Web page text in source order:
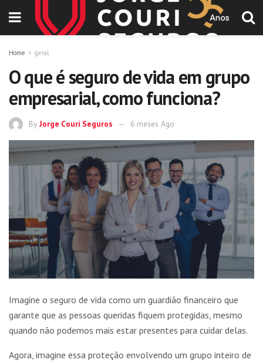
Home geral
O que é seguro de vida em grupo
empresarial, como funciona?
By Jorge Couri Seguros 6 meses Ago
Imagine o seguro de vida como um guardião financeiro que
garante que as pessoas queridas fiquem protegidas, mesmo
quando não podemos mais estar presentes para cuidar delas.
Agora, imagine essa proteção envolvendo um grupo inteiro de